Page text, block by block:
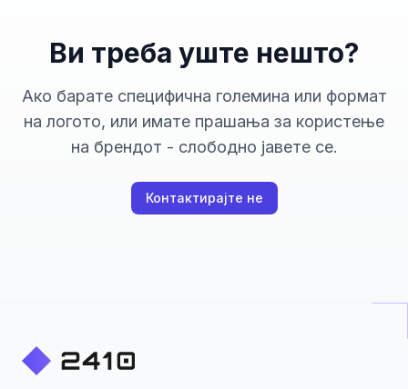
Ви треба уште нешто?
Ако барате специфична големина или формат
на логото, или имате прашања за користење
на брендот - слободно јавете се.
Контактирајте не